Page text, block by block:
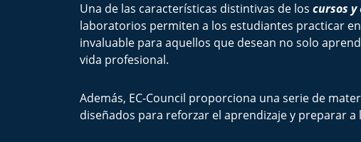
Una de las características distintivas de los cursos y
laboratorios permiten a los estudiantes practicar
invaluable para aquellos que desean no solo
vida profesional.
Además, EC-Council proporciona una serie de
diseñados para reforzar el aprendizaje y preparar